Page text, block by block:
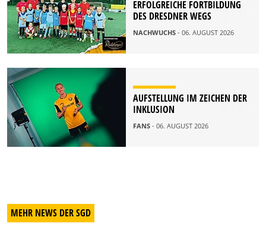
ERFOLGREICHE FORTBILDUNG
DES DRESDNER WEGS
NACHWUCHS - 06. AUGUST 2026
AUFSTELLUNG IM ZEICHEN DER
INKLUSION
FANS - 06. AUGUST 2026
MEHR NEWS DER SGD